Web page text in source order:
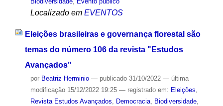
Localizado em EVENTOS
Eleições brasileiras e governança florestal são
temas do número 106 da revista "Estudos
Avançados"
por Beatriz Herminio — publicado31/10/2022 — última
modificação15/12/2022 19:25 — registrado em: Eleições,
Revista Estudos Avançados, Democracia, Biodiversidade,